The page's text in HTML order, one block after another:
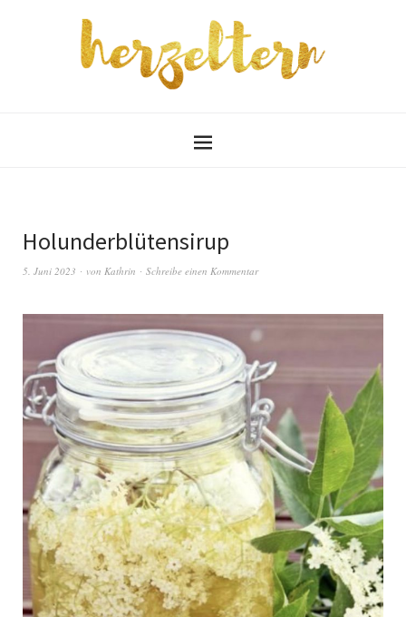
Holunderblütensirup
5. Juni 2023 von Kathrin Schreibe einen Kommentar